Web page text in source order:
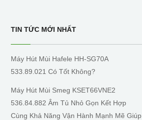
TIN TỨC MỚI NHẤT
Máy Hút Mùi Hafele HH-SG70A
533.89.021 Có Tốt Không?
Máy Hút Mùi Smeg KSET66VNE2
536.84.882 Âm Tủ Nhỏ Gọn Kết Hợp
Cùng Khả Năng Vận Hành Mạnh Mẽ Giúp